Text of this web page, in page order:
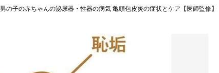
男の子の赤ちゃんの泌尿器・性器の病気 亀頭包皮炎の症状とケア【医師監修】